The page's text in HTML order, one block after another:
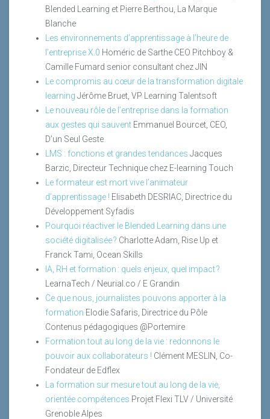
Blended Learning et Pierre Berthou, La Marque
Blanche
Les environnements d’apprentissage à l’heure de
l’entreprise X.0 Homéric de Sarthe CEO Pitchboy &
Camille Fumard senior consultant chez JIN
Le compromis au cœur de la transformation digitale
learning Jérôme Bruet, VP Learning Talentsoft
Le nouveau rôle de l’entreprise dans la formation
aux gestes qui sauvent Emmanuel Bourcet, CEO,
D’un Seul Geste
LMS : fonctions et grandes tendances Jacques
Barzic, Directeur Technique chez E-learning Touch
Le formateur est mort vive l’animateur
d’apprentissage ! Elisabeth DESRIAC, Directrice du
Développement Syfadis
Pourquoi réactiver le Blended Learning dans une
société digitalisée ? Charlotte Adam, Rise Up et
Franck Tami, Ocean Skills
IA, RH et formation : quels enjeux, quel impact ?
LearnaTech / Neurial.co / E Grandin
Ce que nous, journalistes pouvons apporter à la
formation Elodie Safaris, Directrice du Pôle
Contenus pédagogiques @Portemire
Formation tout au long de la vie : redonnons le
pouvoir aux collaborateurs ! Clément MESLIN, Co-
Fondateur de Edflex
La formation sur mesure tout au long de la vie,
orientée compétences Projet Flexi TLV / Université
Grenoble Alpes